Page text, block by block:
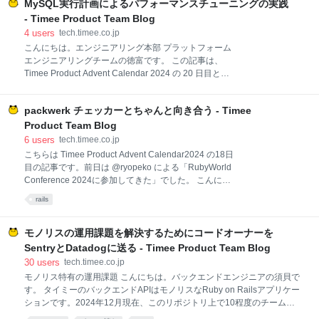
Advent Calendar 2024 の24日目の記事です。 前日は
@beryu の iOSの職能チームが存在しない組織で、
WWDCハッカソンを企画・開催しました でした。 こ
んにちは。バックエンドエンジニアの @dak2 です。
タイミーではバックエンドの Ruby on Rails アプリケ
ーションに型定義情報（RBS）を記述して運用してい
います。後半で詳し
MySQL実行計画によるパフォーマンスチューニングの実践
- Timee Product Team Blog
4 users tech.timee.co.jp
こんにちは。エンジニアリング本部 プラットフォーム
エンジニアリングチームの徳富です。 この記事は、
Timee Product Advent Calendar 2024 の 20 日目とし
フォーマンスチューニングが喫緊に求められていま
す。このような課題に対処するため、クエリのパフォ
ーマンスチューニングにはEXPLAINを使用した実行計
画の確認が非常に重要です。しかし、実行計画の解釈
には社内でばらつきがありました。この問題を解消す
るために、実行計画の見方を社内でまとめ、共有する
ておくのはもったいないと考え、テックブログを通じ
な見方 MySQLのEXPLAIN文は、SQLクエリがどのよ
うに実行
packwerk チェッカーとちゃんと向き合う - Timee
Product Team Blog
6 users tech.timee.co.jp
こちらは Timee Product Advent Calendar2024 の18日
目の記事です。前日は @ryopeko による「RubyWorld
Conference 2024に参加してきた」でした。 こんにち
るために Packwerk を導入しています。 A Packwerk
Retrospective であったように、Packwerk はあくまで
ツールであり鋭いナイフです。ツールは使い手が意図
まいます。 この記事では、それぞれのチェッカーがど
んな目的を達成するために使えるものなのかを自分な
りに整理してまとめてみます。 Packwerk 自体はあく
rails
モノリスの運用課題を解決するためにコードオーナーを
SentryとDatadogに送る - Timee Product Team Blog
30 users tech.timee.co.jp
モノリス特有の運用課題 こんにちは。バックエンドエンジニアの須貝で
す。 タイミーのバックエンドAPIはモノリスなRuby on Railsアプリケー
ションです。2024年12月現在、このリポジトリ上で10程度のチームが
開発しています。 モノリスは利点も多いのですが、チームが増加するに